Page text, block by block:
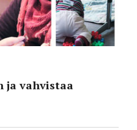
ja vahvistaa